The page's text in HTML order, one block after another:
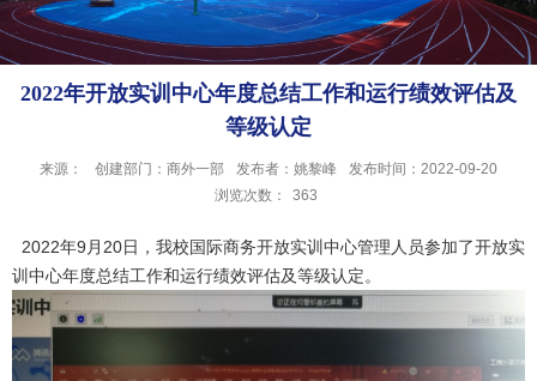
2022年开放实训中心年度总结工作和运行绩效评估及
等级认定
来源： 创建部门：商外一部 发布者：姚黎峰
发布时间：2022-09-20
浏览次数：
363
2022年9月20日，我校国际商务开放实训中心管理人员参加了开放实
训中心年度总结工作和运行绩效评估及等级认定。